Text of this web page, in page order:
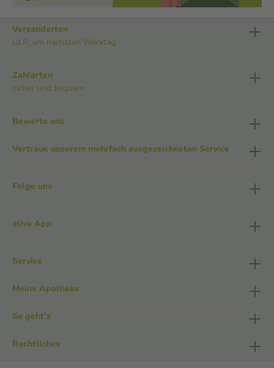
Versandarten
i.d.R. am nächsten Werktag
Zahlarten
sicher und bequem
Bewerte uns
Vertraue unserem mehrfach ausgezeichneten Service
Folge uns
aliva App
Service
Meine Apotheke
So geht's
Rechtliches